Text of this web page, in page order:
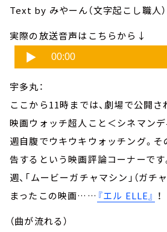
Text by みやーん（文字起こし職人）
実際の放送音声はこちらから↓
宇多丸：
ここから11時までは、劇場で公開
映画ウォッチ超人こと＜シネマン
週自腹でウキウキウォッチング。
告するという映画評論コーナーで
週、「ムービーガチャマシン」（ガチ
まったこの映画…… 『エル ELLE』 ！
（曲が流れる）